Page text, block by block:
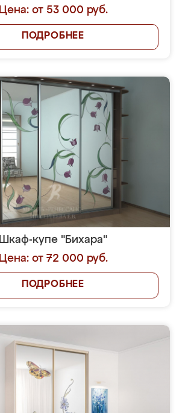
Цена: от 53 000 руб.
ПОДРОБНЕЕ
Шкаф-купе "Бихара"
Цена: от 72 000 руб.
ПОДРОБНЕЕ